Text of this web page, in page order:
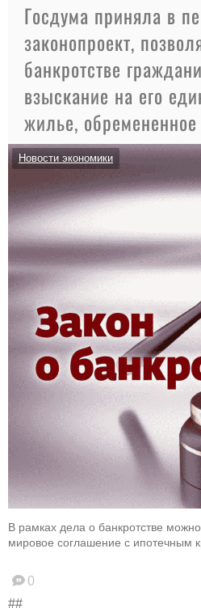
Госдума приняла в
законопроект,
банкротстве
взыскание на его
жилье, обремененное
Новости экономики
В рамках дела о банкротстве
мировое соглашение с ипотечным
0
##